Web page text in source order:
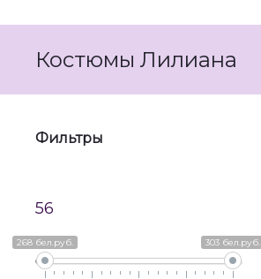
Костюмы Лилиана
Фильтры
56
268 бел.руб. 303 бел.руб.